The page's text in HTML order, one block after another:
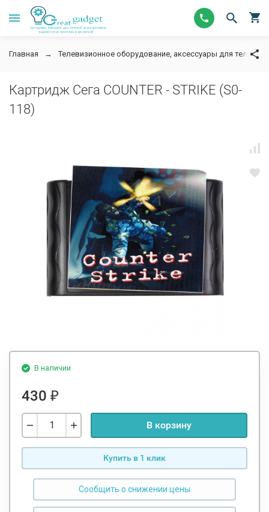
Главная Телевизионное оборудование, аксессуары для
Картридж Сега COUNTER - STRIKE (S0-
118)
В наличии
430 ₽
В корзину
Купить в 1 клик
Сообщить о снижении цены